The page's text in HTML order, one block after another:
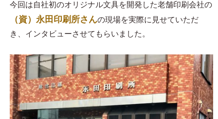
今回は自社初のオリジナル文具を開発した老舗印刷会社の
（資）永田印刷所さんの現場を実際に見せていただ
き、インタビューさせてもらいました。